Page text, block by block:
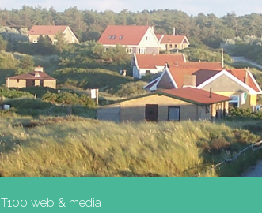
T100 web & media